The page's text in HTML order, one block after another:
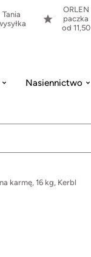
Tania
ORLEN
paczka
od 11,50
Nasiennictwo
karmę, 16 kg, Kerbl